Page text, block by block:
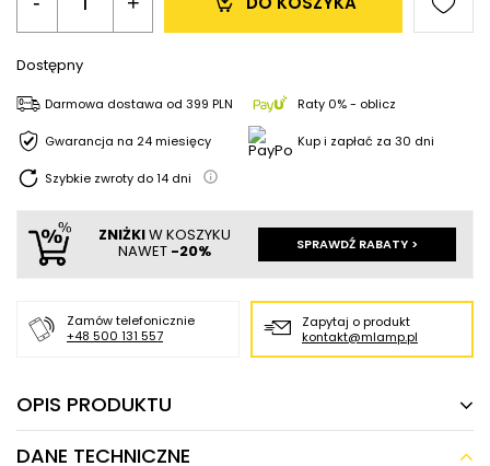
Dostępny
Darmowa dostawa od 399 PLN Raty 0% - oblicz
Gwarancja na 24 miesięcy Kup i zapłać za 30 dni
Szybkie zwroty do14 dni
ZNIŻKIW KOSZYKU
NAWET -20% SPRAWDŹ RABATY >
Zamów telefonicznie
+48 500 131 557
Zapytaj o produkt
kontakt@mlamp.pl
OPIS PRODUKTU
DANE TECHNICZNE